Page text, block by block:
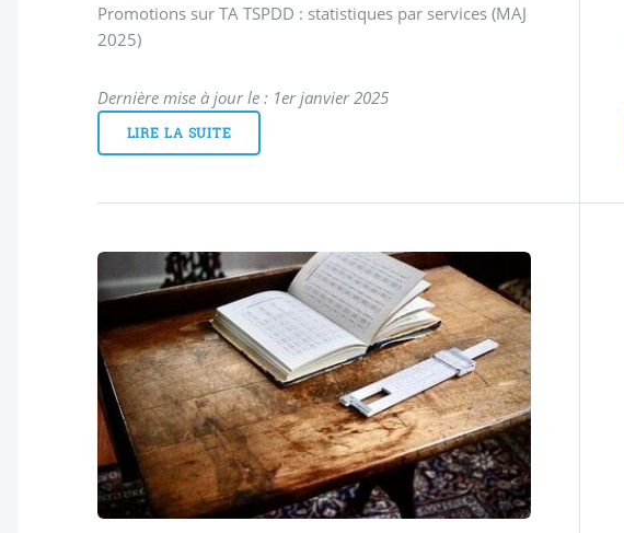
Promotions sur TA TSPDD : statistiques par services (MAJ
2025)
Dernière mise à jour le : 1er janvier 2025
LIRE LA SUITE